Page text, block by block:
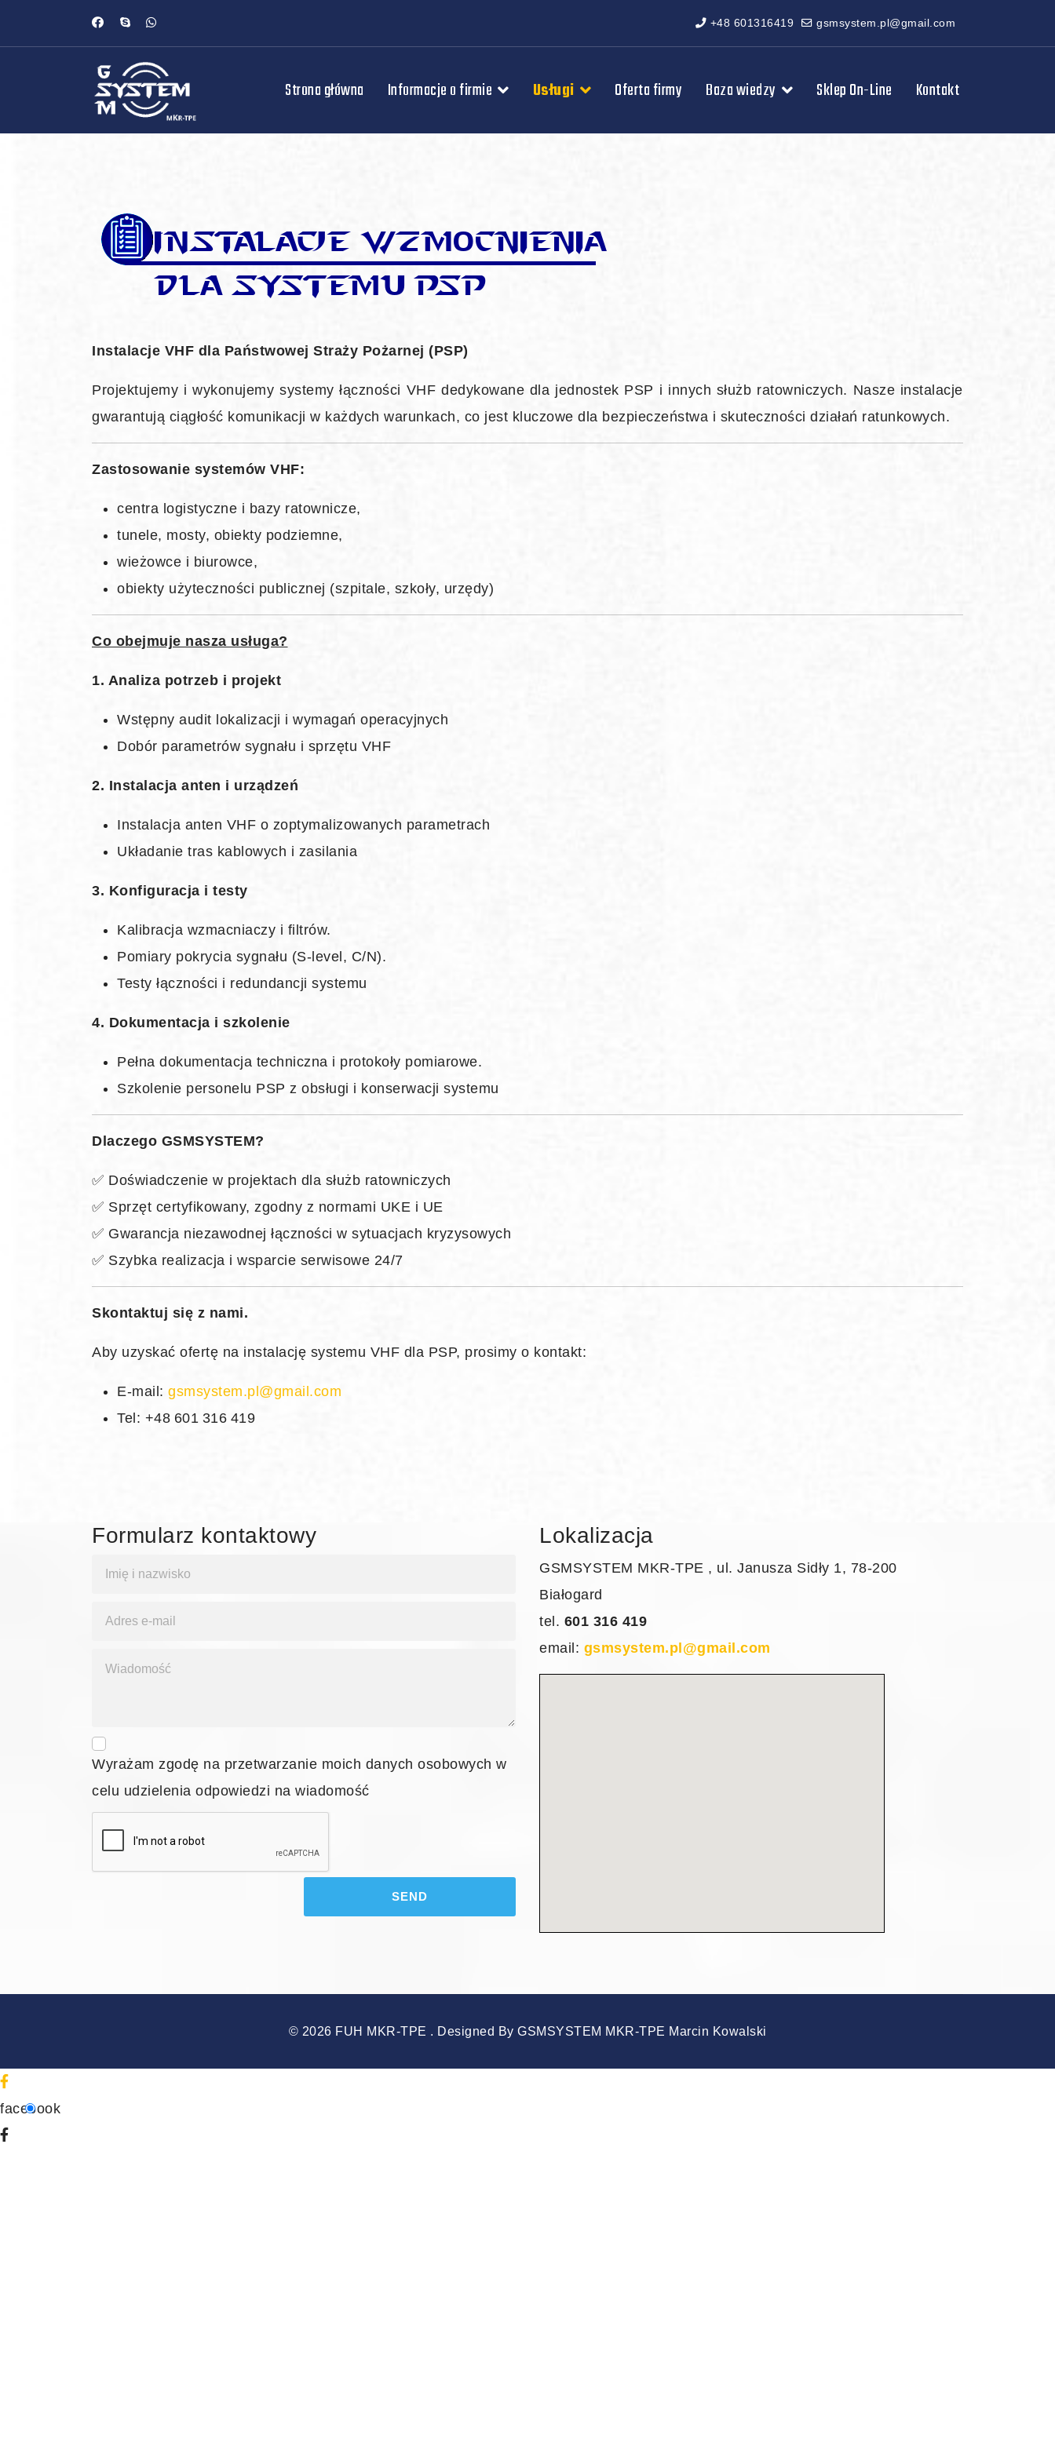
+48 601316419 gsmsystem.pl@gmail.com
Strona główna Informacje o firmie Usługi Oferta firmy Baza wiedzy Sklep On-Line Kontakt
Instalacje VHF dla Państwowej Straży Pożarnej (PSP)
Projektujemy i wykonujemy systemy łączności VHF dedykowane dla jednostek PSP i innych służb ratowniczych. Nasze instalacje
gwarantują ciągłość komunikacji w każdych warunkach, co jest kluczowe dla bezpieczeństwa i skuteczności działań ratunkowych.
Zastosowanie systemów VHF:
centra logistyczne i bazy ratownicze,
tunele, mosty, obiekty podziemne,
wieżowce i biurowce,
obiekty użyteczności publicznej (szpitale, szkoły, urzędy)
Co obejmuje nasza usługa?
1. Analiza potrzeb i projekt
Wstępny audit lokalizacji i wymagań operacyjnych
Dobór parametrów sygnału i sprzętu VHF
2. Instalacja anten i urządzeń
Instalacja anten VHF o zoptymalizowanych parametrach
Układanie tras kablowych i zasilania
3. Konfiguracja i testy
Kalibracja wzmacniaczy i filtrów.
Pomiary pokrycia sygnału (S‑level, C/N).
Testy łączności i redundancji systemu
4. Dokumentacja i szkolenie
Pełna dokumentacja techniczna i protokoły pomiarowe.
Szkolenie personelu PSP z obsługi i konserwacji systemu
Dlaczego GSMSYSTEM?
✅ Doświadczenie w projektach dla służb ratowniczych
✅ Sprzęt certyfikowany, zgodny z normami UKE i UE
✅ Gwarancja niezawodnej łączności w sytuacjach kryzysowych
✅ Szybka realizacja i wsparcie serwisowe 24/7
Skontaktuj się z nami.
Aby uzyskać ofertę na instalację systemu VHF dla PSP, prosimy o kontakt:
E-mail: gsmsystem.pl@gmail.com
Tel: +48 601 316 419
Formularz kontaktowy
Terms and conditions
Wyrażam zgodę na przetwarzanie moich danych osobowych w
celu udzielenia odpowiedzi na wiadomość
SEND
Lokalizacja
GSMSYSTEM MKR-TPE , ul. Janusza Sidły 1, 78-200
Białogard
tel. 601 316 419
email: gsmsystem.pl@gmail.com
© 2026 FUH MKR-TPE . Designed By GSMSYSTEM MKR-TPE Marcin Kowalski
facebook